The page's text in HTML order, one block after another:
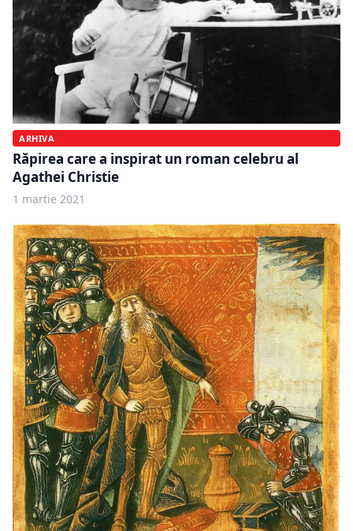
ARHIVA
Răpirea care a inspirat un roman celebru al
Agathei Christie
1 martie 2021